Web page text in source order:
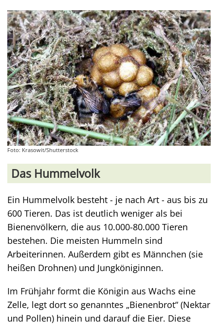
Foto: Krasowit/Shutterstock
Das Hummelvolk
Ein Hummelvolk besteht - je nach Art - aus bis zu
600 Tieren. Das ist deutlich weniger als bei
Bienenvölkern, die aus 10.000-80.000 Tieren
bestehen. Die meisten Hummeln sind
Arbeiterinnen. Außerdem gibt es Männchen (sie
heißen Drohnen) und Jungköniginnen.
Im Frühjahr formt die Königin aus Wachs eine
Zelle, legt dort so genanntes „Bienenbrot“ (Nektar
und Pollen) hinein und darauf die Eier. Diese